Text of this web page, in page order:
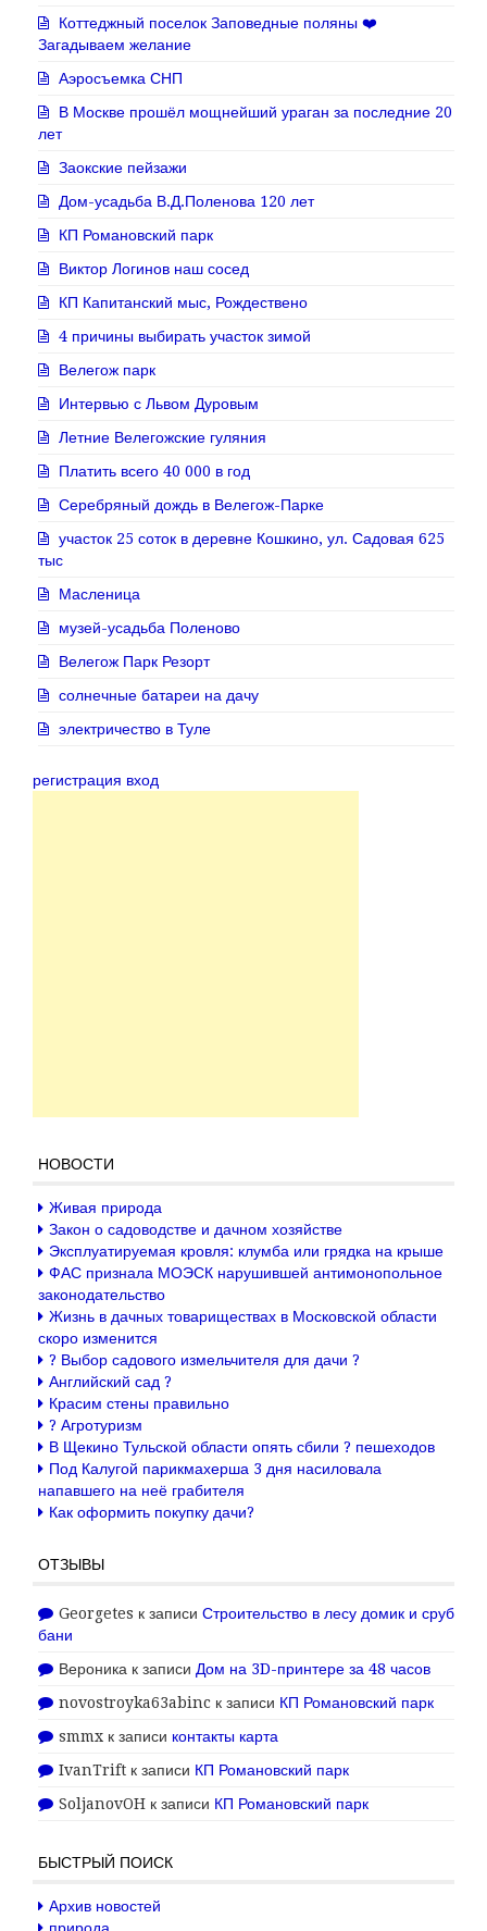
Коттеджный поселок Заповедные поляны ❤️
Загадываем желание
Аэросъемка СНП
В Москве прошёл мощнейший ураган за последние 20
лет
Заокские пейзажи
Дом-усадьба В.Д.Поленова 120 лет
КП Романовский парк
Виктор Логинов наш сосед
КП Капитанский мыс, Рождествено
4 причины выбирать участок зимой
Велегож парк
Интервью с Львом Дуровым
Летние Велегожские гуляния
Платить всего 40 000 в год
Серебряный дождь в Велегож-Парке
участок 25 соток в деревне Кошкино, ул. Садовая 625
тыс
Масленица
музей-усадьба Поленово
Велегож Парк Резорт
солнечные батареи на дачу
электричество в Туле
регистрация вход
НОВОСТИ
Живая природа
Закон о садоводстве и дачном хозяйстве
Эксплуатируемая кровля: клумба или грядка на крыше
ФАС признала МОЭСК нарушившей антимонопольное
законодательство
Жизнь в дачных товариществах в Московской области
скоро изменится
? Выбор садового измельчителя для дачи ?
Английский сад ?
Красим стены правильно
? Агротуризм
В Щекино Тульской области опять сбили ? пешеходов
Под Калугой парикмахерша 3 дня насиловала
напавшего на неё грабителя
Как оформить покупку дачи?
ОТЗЫВЫ
Georgetes к записи Строительство в лесу домик и сруб
бани
Вероника к записи Дом на 3D-принтере за 48 часов
novostroyka63abinc к записи КП Романовский парк
smmx к записи контакты карта
IvanTrift к записи КП Романовский парк
SoljanovOH к записи КП Романовский парк
БЫСТРЫЙ ПОИСК
Архив новостей